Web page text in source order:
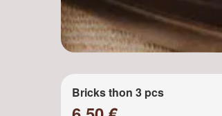
Bricks thon 3 pcs